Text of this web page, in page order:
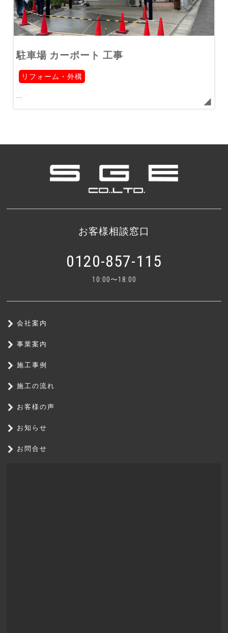
駐車場 カーポート 工事
リフォーム・外構
お客様相談窓口
0120-857-115
10:00〜18:00
会社案内
事業案内
施工事例
施工の流れ
お客様の声
お知らせ
お問合せ